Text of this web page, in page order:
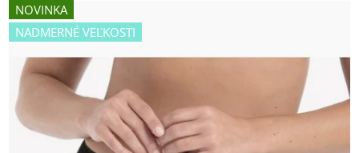
NOVINKA
NADMERNÉ VEĽKOSTI